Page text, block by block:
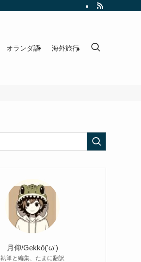
オランダ語 海外旅行
月仰/Gekkō('ω')
執筆と編集、たまに翻訳